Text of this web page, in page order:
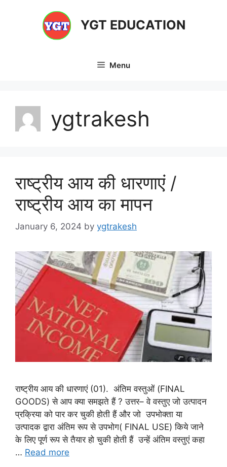
YGT EDUCATION
Menu
ygtrakesh
राष्ट्रीय आय की धारणाएं /
राष्ट्रीय आय का मापन
January 6, 2024 by ygtrakesh
राष्ट्रीय आय की धारणाएं (01). अंतिम वस्तुओं (FINAL
GOODS) से आप क्या समझते हैं ? उत्तर– वे वस्तुए जो उत्पादन
प्रक्रिया को पार कर चुकी होती हैं और जो उपभोक्ता या
उत्पादक द्वारा अंतिम रूप से उपभोग( FINAL USE) किये जाने
के लिए पूर्ण रूप से तैयार हो चुकी होती हैं उन्हें अंतिम वस्तुएं कहा
… Read more